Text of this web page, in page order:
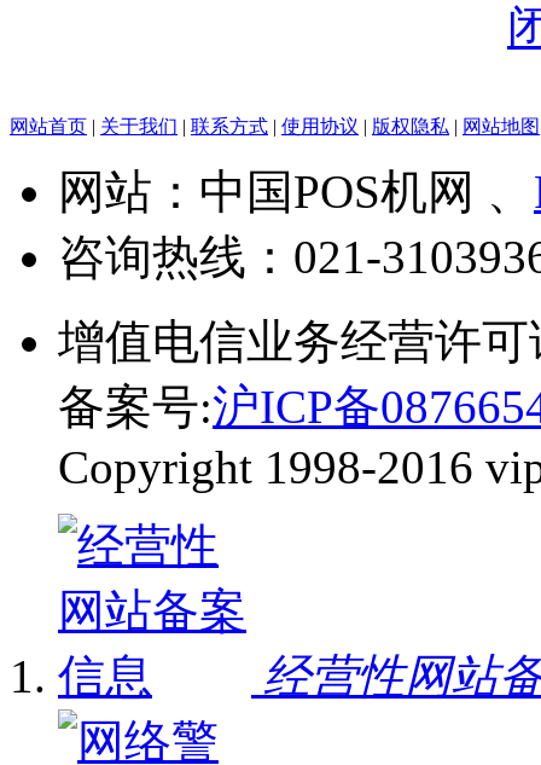
网站首页 关于我们 联系方式 使用协议 版权隐私 网站地图
网站：中国POS机网 、
咨询热线： 021-
增值电信业务经营许可
备案号:沪ICP备
Copyright 1998-2016
经营性网站